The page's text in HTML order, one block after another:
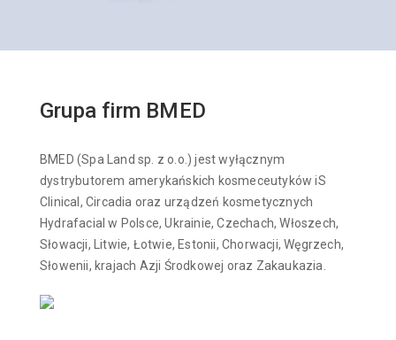
Grupa firm BMED
BMED (Spa Land sp. z o.o.) jest wyłącznym
dystrybutorem amerykańskich kosmeceutyków iS
Clinical, Circadia oraz urządzeń kosmetycznych
Hydrafacial w Polsce, Ukrainie, Czechach, Włoszech,
Słowacji, Litwie, Łotwie, Estonii, Chorwacji, Węgrzech,
Słowenii, krajach Azji Środkowej oraz Zakaukazia.